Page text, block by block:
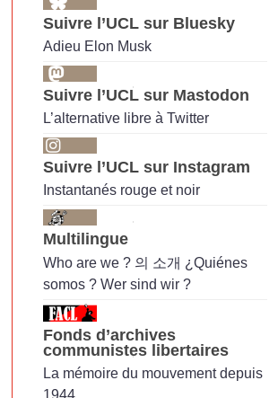
Suivre l’UCL sur Bluesky
Adieu Elon Musk
Suivre l’UCL sur Mastodon
L’alternative libre à Twitter
Suivre l’UCL sur Instagram
Instantanés rouge et noir
Multilingue
Who are we ? 의 소개 ¿Quiénes
somos ? Wer sind wir ?
Fonds d’archives
communistes libertaires
La mémoire du mouvement depuis
1944